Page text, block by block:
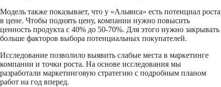
Модель также показывает, что у «Альянса» есть потенциал роста
в цене. Чтобы поднять цену, компании нужно повысить
ценность продукта с 40% до 50-70%. Для этого нужно закрывать
больше факторов выбора потенциальных покупателей.
Исследование позволило выявить слабые места в маркетинге
компании и точки роста. На основе исследования мы
разработали маркетинговую стратегию с подробным планом
работ на год вперед.